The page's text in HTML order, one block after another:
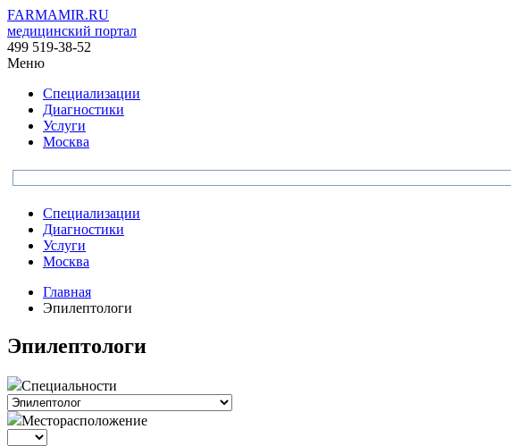
FARMAMIR.RU
медицинский портал
499 519-38-52
Меню
Специализации
Диагностики
Услуги
Москва
Специализации
Диагностики
Услуги
Москва
Главная
Эпилептологи
Эпилептологи
Специальности
Месторасположение